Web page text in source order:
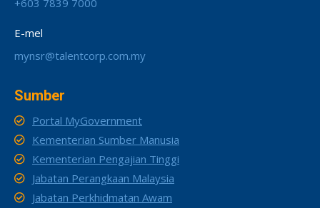
+603 7839 7000
E-mel
mynsr@talentcorp.com.my
Sumber
Portal MyGovernment
Kementerian Sumber Manusia
Kementerian Pengajian Tinggi
Jabatan Perangkaan Malaysia
Jabatan Perkhidmatan Awam